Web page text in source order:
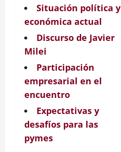
Situación política y
económica actual
Discurso de Javier
Milei
Participación
empresarial en el
encuentro
Expectativas y
desafíos para las
pymes